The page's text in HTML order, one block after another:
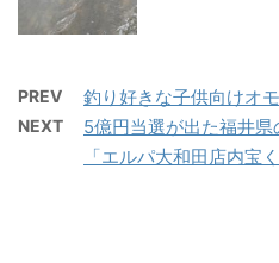
PREV 釣り好きな子供向けオ
NEXT
5億円当選が出た福井県
「エルパ大和田店内宝